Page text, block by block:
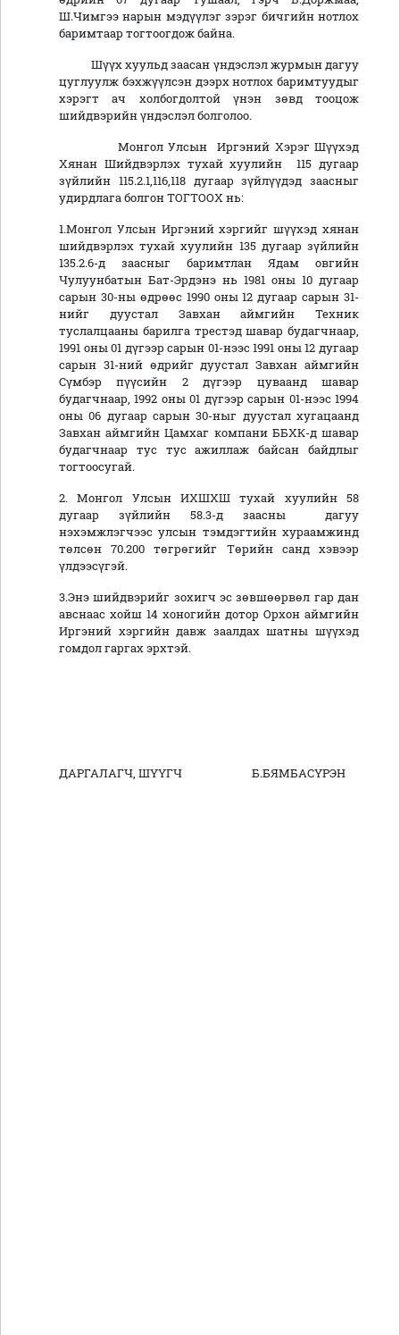
Ш.Чимгээ нарын мэдүүлэг зэрэг бичгийн нотлох
баримтаар тогтоогдож байна.
Шүүх хуульд заасан үндэслэл журмын дагуу
цуглуулж бэхжүүлсэн дээрх нотлох баримтуудыг
хэрэгт ач холбогдолтой үнэн зөвд тооцож
шийдвэрийн үндэслэл болголоо.
Монгол Улсын Иргэний Хэрэг Шүүхэд
Хянан Шийдвэрлэх тухай хуулийн 115 дугаар
зүйлийн 115.2.1,116,118 дугаар зүйлүүдэд заасныг
удирдлага болгон ТОГТООХ нь:
1.Монгол Улсын Иргэний хэргийг шүүхэд хянан
шийдвэрлэх тухай хуулийн 135 дугаар зүйлийн
135.2.6-д заасныг баримтлан Ядам овгийн
Чулуунбатын Бат-Эрдэнэ нь 1981 оны 10 дугаар
сарын 30-ны өдрөөс 1990 оны 12 дугаар сарын 31-
нийг дуустал Завхан аймгийн Техник
туслалцааны барилга трестэд шавар будагчнаар,
1991 оны 01 дүгээр сарын 01-нээс 1991 оны 12 дугаар
сарын 31-ний өдрийг дуустал Завхан аймгийн
Сүмбэр пүүсийн 2 дүгээр цуваанд шавар
будагчнаар, 1992 оны 01 дүгээр сарын 01-нээс 1994
оны 06 дугаар сарын 30-ныг дуустал хугацаанд
Завхан аймгийн Цамхаг компани ББХК-д шавар
будагчнаар тус тус ажиллаж байсан байдлыг
тогтоосугай.
2. Монгол Улсын ИХШХШ тухай хуулийн 58
дугаар зүйлийн 58.3-д заасны дагуу
нэхэмжлэгчээс улсын тэмдэгтийн хураамжинд
төлсөн 70.200 төгрөгийг Төрийн санд хэвээр
үлдээсүгэй.
3.Энэ шийдвэрийг зохигч эс зөвшөөрвөл гар дан
авснаас хойш 14 хоногийн дотор Орхон аймгийн
Иргэний хэргийн давж заалдах шатны шүүхэд
гомдол гаргах эрхтэй.
ДАРГАЛАГЧ, ШҮҮГЧ Б.БЯМБАСҮРЭН